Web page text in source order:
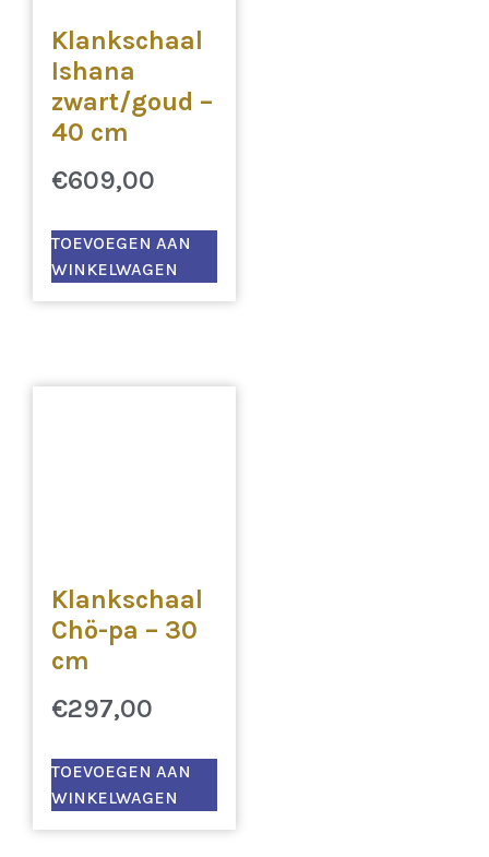
Klankschaal
Ishana
zwart/goud –
40 cm
€609,00
TOEVOEGEN AAN
WINKELWAGEN
Klankschaal
Chö-pa – 30
cm
€297,00
TOEVOEGEN AAN
WINKELWAGEN